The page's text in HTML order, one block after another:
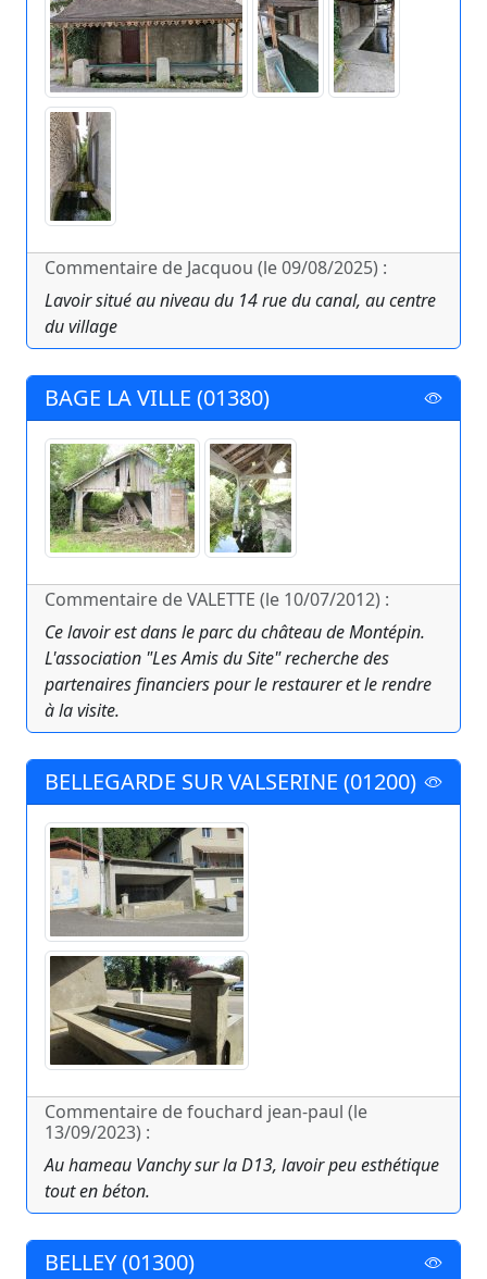
Commentaire de Jacquou (le 09/08/2025) :
Lavoir situé au niveau du 14 rue du canal, au centre
du village
BAGE LA VILLE (01380)
Commentaire de VALETTE (le 10/07/2012) :
Ce lavoir est dans le parc du château de Montépin.
L'association "Les Amis du Site" recherche des
partenaires financiers pour le restaurer et le rendre
à la visite.
BELLEGARDE SUR VALSERINE (01200)
Commentaire de fouchard jean-paul (le
13/09/2023) :
Au hameau Vanchy sur la D13, lavoir peu esthétique
tout en béton.
BELLEY (01300)